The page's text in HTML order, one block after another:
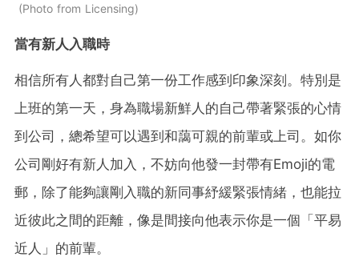
Photo from Licensing
當有新人入職時
相信所有人都對自己第一份工作感到印象深刻。特別是
上班的第一天，身為職場新鮮人的自己帶著緊張的心情
到公司，總希望可以遇到和藹可親的前輩或上司。如你
公司剛好有新人加入，不妨向他發一封帶有Emoji的電
郵，除了能夠讓剛入職的新同事紓緩緊張情緒，也能拉
近彼此之間的距離，像是間接向他表示你是一個「平易
近人」的前輩。